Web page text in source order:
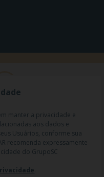
HOSP. E ONCOL. LTDA |
manter a privacidade e
aos dados e
Usuários, conforme sua
recomenda expressamente
do GrupoSC